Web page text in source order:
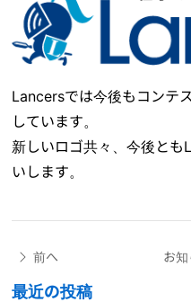
Lancersでは今後もコンテ
しています。
新しいロゴ共々、今後と
いします。
前へ お
最近の投稿